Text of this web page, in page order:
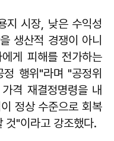
지 시장, 낮은 수익성
생산적 경쟁이 아니
게 피해를 전가하는
행위"라며 "공정위
격 재결정명령을 내
정상 수준으로 회복
것"이라고 강조했다.